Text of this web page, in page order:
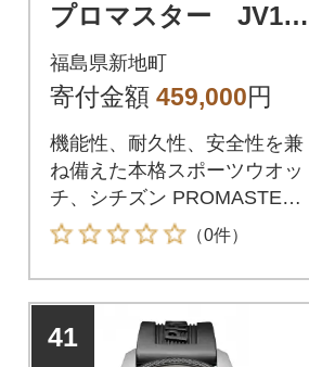
プロマスター JV100
6-51L
福島県新地町
寄付金額 459,000円
機能性、耐久性、安全性を兼
ね備えた本格スポーツウオッ
チ、シチズン PROMASTER
(プロマスター)。挑戦し続け
る冒険家のためのフィールド
ウオッチ。プロマスター「LA
NDシリーズ」。
（0件）
41